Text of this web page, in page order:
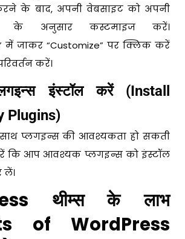
के बाद, अपनी वेबसाइट को अपनी
के अनुसार कस्टमाइज करें।
में जाकर “Customize” पर क्लिक करें
करें।
इंस्टॉल करें (Install
Plugins)
प्लगइन्स की आवश्यकता हो सकती
कि आप आवश्यक प्लगइन्स को इंस्टॉल
लें।
थीम्स के लाभ
of WordPress